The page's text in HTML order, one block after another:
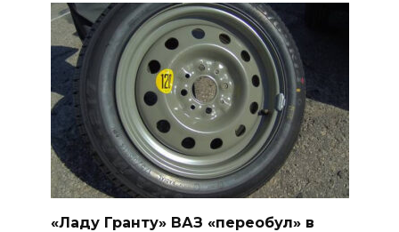
«Ладу Гранту» ВАЗ «переобул» в